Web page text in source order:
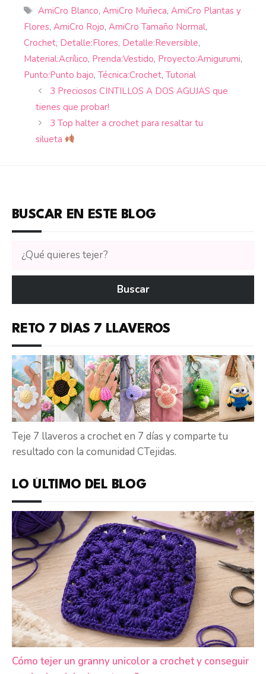
Etiquetas
AmiCro Blanco, AmiCro Muñeca, AmiCro Plantas y
Flores, AmiCro Rojo, AmiCro Tamaño Normal,
Crochet, Detalle:Flores, Detalle:Reversible,
Material:Acrílico, Prenda:Vestido, Proyecto:Amigurumi,
Punto:Punto bajo, Técnica:Crochet, Tutorial
3 Preciosos CINTILLOS A DOS AGUJAS que
tienes que probar!
3 Top halter a crochet para resaltar tu
silueta
BUSCAR EN ESTE BLOG
Buscar
tutoriales
en
Buscar
RETO 7 DÍAS 7 LLAVEROS
Teje 7 llaveros a crochet en 7 días y comparte tu
resultado con la comunidad CTejidas.
LO ÚLTIMO DEL BLOG
Cómo tejer un granny unicolor a crochet y conseguir